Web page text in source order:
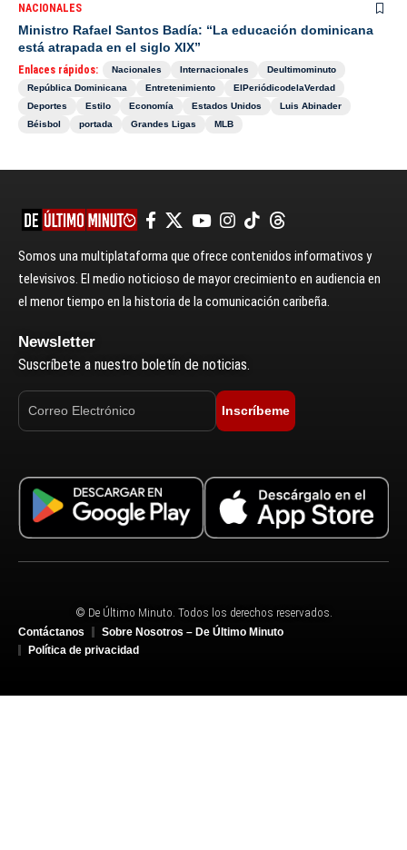
NACIONALES
Ministro Rafael Santos Badía: “La educación dominicana
está atrapada en el siglo XIX”
Enlaces rápidos: Nacionales Internacionales
Deultimominuto
República Dominicana
Entretenimiento
ElPeriódicodelaVerdad
Deportes
Estilo Economía Estados Unidos
Luis Abinader
Béisbol
portada Grandes Ligas MLB
Somos una multiplataforma que ofrece contenidos informativos y
televisivos. El medio noticioso de mayor crecimiento en audiencia en
el menor tiempo en la historia de la comunicación caribeña.
Newsletter
Suscríbete a nuestro boletín de noticias.
Inscríbeme
© De Último Minuto. Todos los derechos reservados.
Contáctanos
Sobre Nosotros – De Último Minuto
Política de privacidad